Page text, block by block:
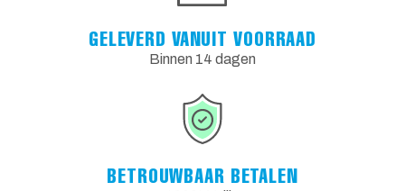
GELEVERD VANUIT VOORRAAD
Binnen 14 dagen
BETROUWBAAR BETALEN